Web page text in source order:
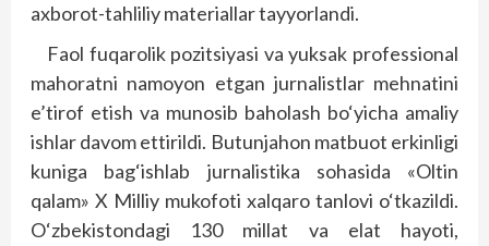
axborot-tahliliy materiallar tayyorlandi.
Faol fuqarolik pozitsiyasi va yuksak professional
mahoratni namoyon etgan jurnalistlar mehnatini
e’tirof etish va munosib baholash bo‘yicha amaliy
ishlar davom ettirildi. Butunjahon matbuot erkinligi
kuniga bag‘ishlab jurnalistika sohasida «Oltin
qalam» X Milliy mukofoti xalqaro tanlovi o‘tkazildi.
O‘zbekistondagi 130 millat va elat hayoti,